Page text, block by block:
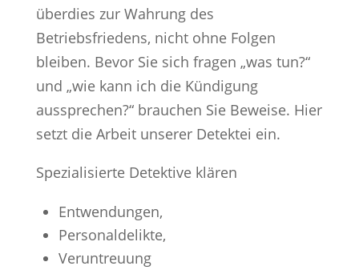
überdies zur Wahrung des
Betriebsfriedens, nicht ohne Folgen
bleiben. Bevor Sie sich fragen „was tun?“
und „wie kann ich die Kündigung
aussprechen?“ brauchen Sie Beweise. Hier
setzt die Arbeit unserer Detektei ein.
Spezialisierte Detektive klären
Entwendungen,
Personaldelikte,
Veruntreuung